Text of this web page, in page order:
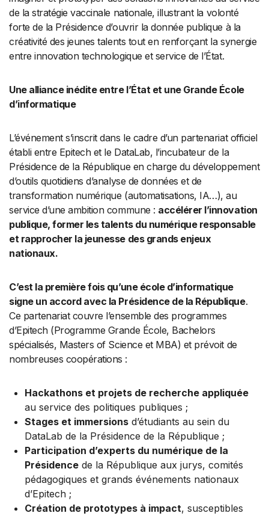
de la stratégie vaccinale nationale, illustrant la volonté
forte de la Présidence d’ouvrir la donnée publique à la
créativité des jeunes talents tout en renforçant la synergie
entre innovation technologique et service de l’État.
Une alliance inédite entre l’État et une Grande École
d’informatique
L’événement s’inscrit dans le cadre d’un partenariat officiel
établi entre Epitech et le DataLab, l’incubateur de la
Présidence de la République en charge du développement
d’outils quotidiens d’analyse de données et de
transformation numérique (automatisations, IA…), au
service d’une ambition commune : accélérer l’innovation
publique, former les talents du numérique responsable
et rapprocher la jeunesse des grands enjeux
nationaux.
C’est la première fois qu’une école d’informatique
signe un accord avec la Présidence de la République.
Ce partenariat couvre l’ensemble des programmes
d’Epitech (Programme Grande École, Bachelors
spécialisés, Masters of Science et MBA) et prévoit de
nombreuses coopérations :
Hackathons et projets de recherche appliquée
au service des politiques publiques ;
Stages et immersionsd’étudiants au sein du
DataLab de la Présidence de la République ;
Participation d’experts du numérique de la
Présidencede la République aux jurys, comités
pédagogiques et grands événements nationaux
d’Epitech ;
Création de prototypes à impact, susceptibles